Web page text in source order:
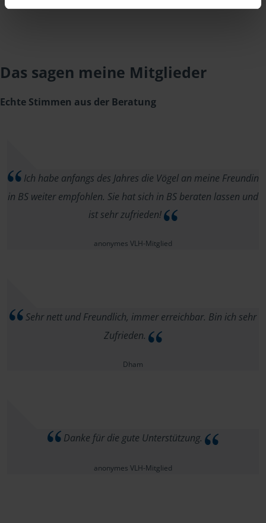
Das sagen meine Mitglieder
Echte Stimmen aus der Beratung
Ich habe anfangs des Jahres die Vögel an meine Freundin
in BS weiter empfohlen. Sie hat sich in BS beraten lassen und
ist sehr zufrieden!
anonymes VLH-Mitglied
Sehr nett und Freundlich, immer erreichbar. Bin ich sehr
Zufrieden.
Dham
Danke für die gute Unterstützung.
anonymes VLH-Mitglied